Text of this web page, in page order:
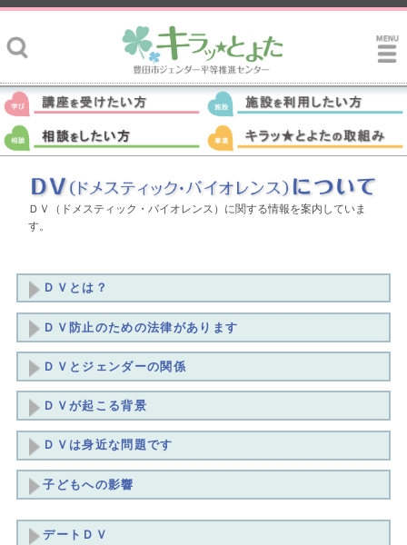
ＤＶ（ドメスティック・バイオレンス）に関する情報を案内していま
す。
ＤＶとは？
ＤＶ防止のための法律があります
ＤＶとジェンダーの関係
ＤＶが起こる背景
ＤＶは身近な問題です
子どもへの影響
デートＤＶ